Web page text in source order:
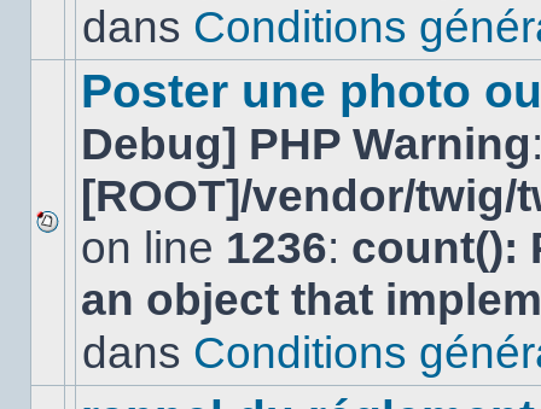
dansdans Conditions
Aucun
nouveau
message
non-
dans
Poster une photo
Debug] PHP Warning
[ROOT]/vendor/
on line 1236: count():
an object that
dans Conditions